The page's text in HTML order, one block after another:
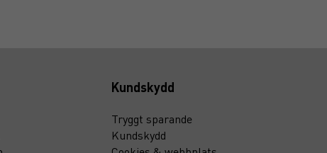
Kundskydd
Tryggt sparande
Kundskydd